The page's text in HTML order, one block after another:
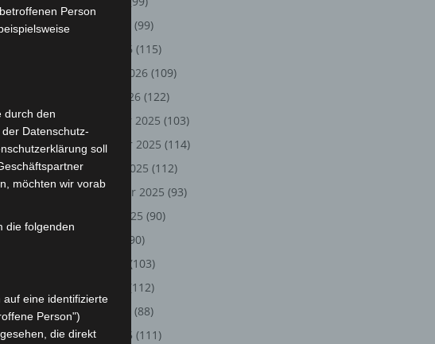
mit
(99)
März 2026 (115)
Februar 2026 (109)
Januar 2026 (122)
Dezember 2025 (103)
November 2025 (114)
Oktober 2025 (112)
September 2025 (93)
August 2025 (90)
(90)
(103)
(112)
April 2025
(88)
März 2025 (111)
Person
durch den
Datenschutz-
soll
möchten wir vorab
die folgenden
eine identifizierte
Person")
die direkt